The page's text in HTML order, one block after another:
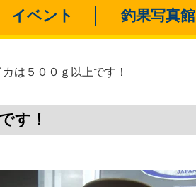
イベント 釣果写真館
は５００ｇ以上です！
す！